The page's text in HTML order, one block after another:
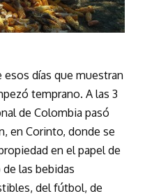
esos días que muestran
temprano. A las 3
de Colombia pasó
en Corinto, donde se
en el papel de
las bebidas
del fútbol, de